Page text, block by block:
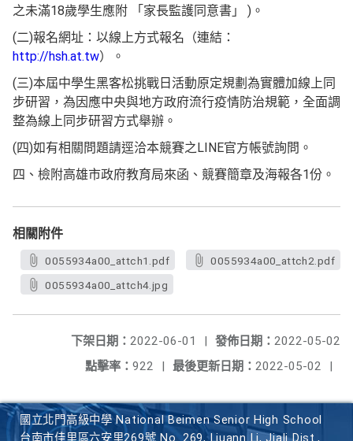
之未滿18歲學生應附 「家長監護同意書」 )。
(二)報名網址：以線上方式報名（連結：
http://hsh.at.tw）。
(三)本屆中學生黑客松挑戰日活動原定規劃為實體加線上同
步研習，為因應中央與地方政府流行疫情防治規範，全面調
整為線上同步研習方式舉辦。
(四)如有相關問題請逕洽本競賽之LINE官方帳號詢問。
四、檢附高雄市政府教育局來函、競賽簡章及海報各1份。
相關附件
0055934a00_attch1.pdf
0055934a00_attch2.pdf
0055934a00_attch4.jpg
發佈日期： 2022-05-02
下架日期： 2022-06-01
|
最後更新日期： 2022-05-02 |
點擊率： 922 |
國立北門高級中學 National Beimen Senior High School
台南市佳里區六安里269號 No. 269, Liuann Li, Jiali Dist.,